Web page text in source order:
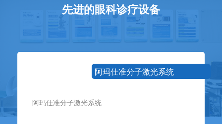
先进的眼科诊疗设备
阿玛仕准分子激光系统
阿玛仕准分子激光系统